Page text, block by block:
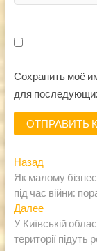
Сохранить моё
для
Навигация
по
записям
Назад
запись:
Як малому
під час війни:
ДалееСледующая
запись:
У Київській
території